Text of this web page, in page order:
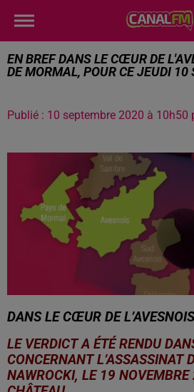
EN BREF DANS LE CŒUR DE
DE MORMAL, POUR CE JEUDI
Publié : 10 septembre 2020 à 10h50
DANS LE CŒUR DE
LE VERDICT A ÉTÉ RENDU
CONCERNANT L’ASSASSINAT
NAWROCKI, LE 19